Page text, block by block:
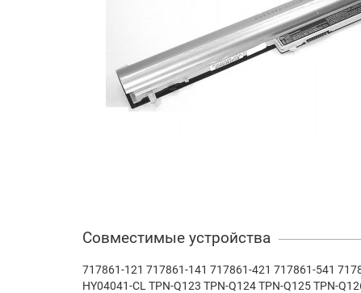
Совместимые устройства
717861-121 717861-141 717861-421 717861-541
HY04041-CL TPN-Q123 TPN-Q124 TPN-Q125 TPN-